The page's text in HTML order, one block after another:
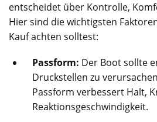
entscheidet über Kontrolle,
Hier sind die wichtigsten
Kauf achten solltest:
Passform: Der Boot sollte
Druckstellen zu
Passform verbessert Halt,
Reaktionsgeschwindigkeit.